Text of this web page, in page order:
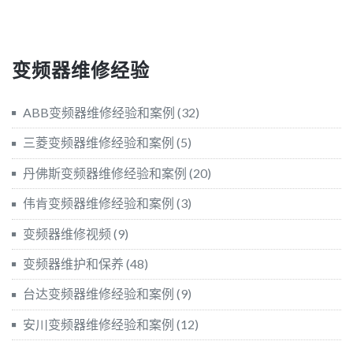
变频器维修经验
ABB变频器维修经验和案例 (32)
三菱变频器维修经验和案例 (5)
丹佛斯变频器维修经验和案例 (20)
伟肯变频器维修经验和案例 (3)
变频器维修视频(9)
变频器维护和保养 (48)
台达变频器维修经验和案例 (9)
安川变频器维修经验和案例 (12)